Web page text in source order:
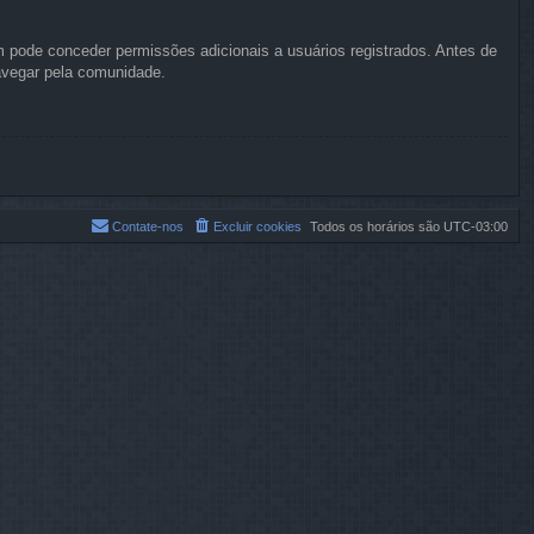
conceder permissões adicionais a usuários registrados. Antes de
pela comunidade.
Todos os horários são UTC-03:00
Excluir cookies
Contate-nos